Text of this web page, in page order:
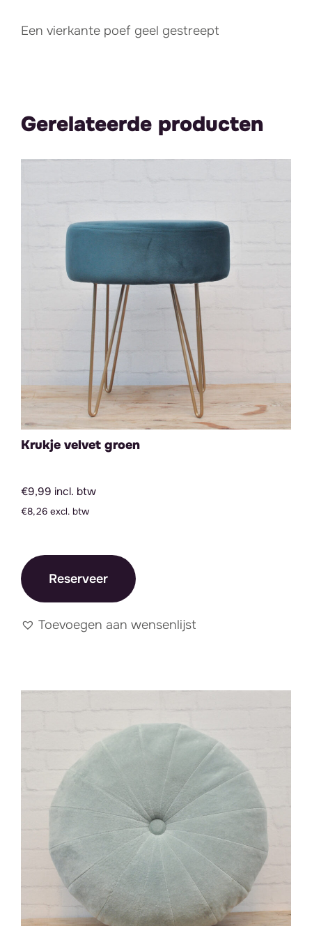
Een vierkante poef geel gestreept
Gerelateerde producten
Krukje velvet groen
€9,99 incl. btw
€8,26 excl. btw
Reserveer
Toevoegen aan wensenlijst